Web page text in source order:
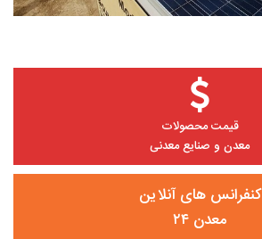
قیمت محصولات
معدن و صنایع معدنی
کنفرانس های آنلاین
معدن ۲۴